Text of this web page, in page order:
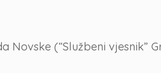
Novske (“Službeni vjesnik”